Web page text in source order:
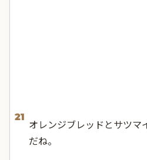
21
オレンジブレッドとサツマ
だね。